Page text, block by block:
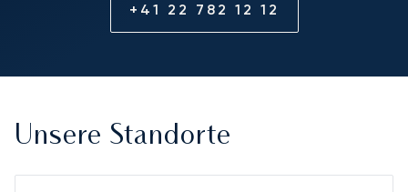
+41 22 782 12 12
Unsere Standorte